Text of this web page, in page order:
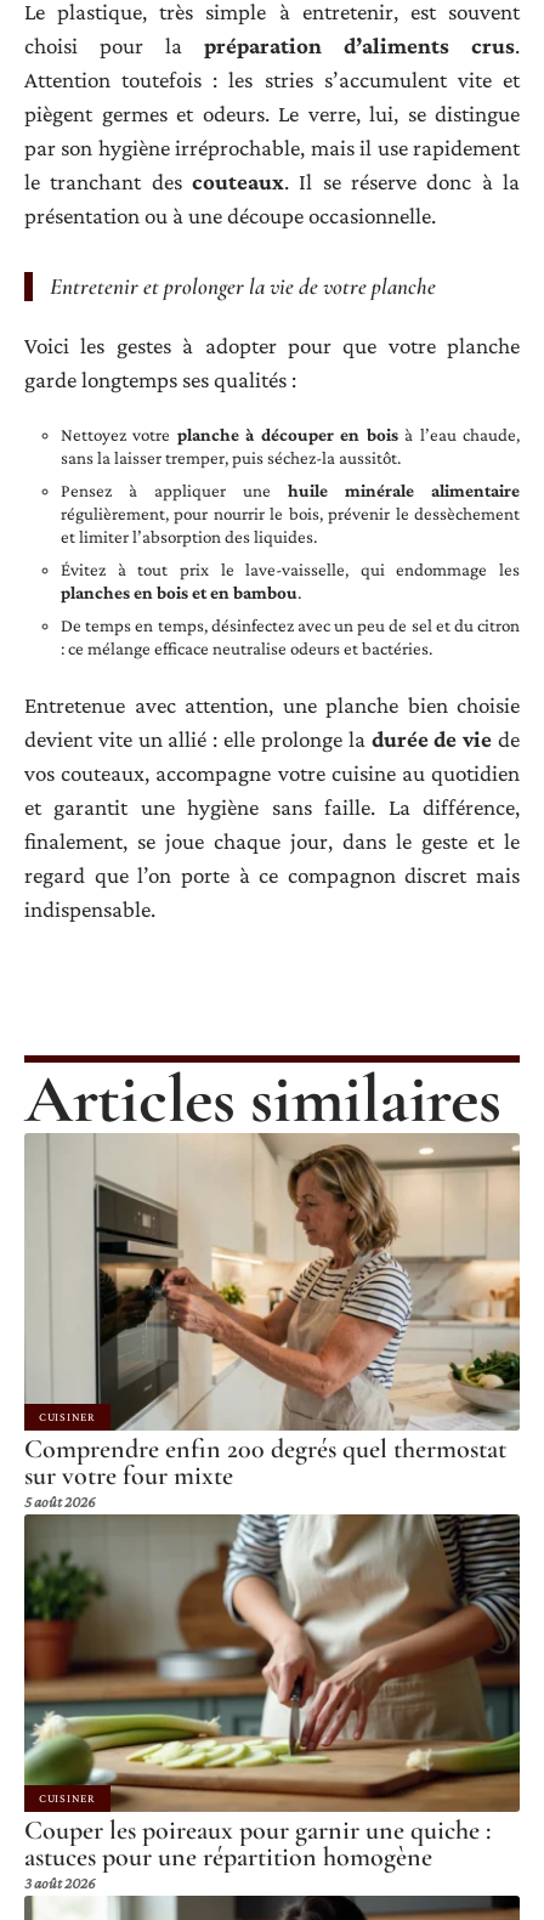
Le plastique, très simple à entretenir, est souvent
choisi pour la préparation d’aliments crus.
Attention toutefois : les stries s’accumulent vite et
piègent germes et odeurs. Le verre, lui, se distingue
par son hygiène irréprochable, mais il use rapidement
le tranchant des couteaux. Il se réserve donc à la
présentation ou à une découpe occasionnelle.
Entretenir et prolonger la vie de votre planche
Voici les gestes à adopter pour que votre planche
garde longtemps ses qualités :
Nettoyez votre planche à découper en boisà l’eau chaude,
sans la laisser tremper, puis séchez-la aussitôt.
Pensez à appliquer une huile minérale alimentaire
régulièrement, pour nourrir le bois, prévenir le dessèchement
et limiter l’absorption des liquides.
Évitez à tout prix le lave-vaisselle, qui endommage les
planches en bois et en bambou.
De temps en temps, désinfectez avec un peu de sel et du citron
: ce mélange efficace neutralise odeurs et bactéries.
Entretenue avec attention, une planche bien choisie
devient vite un allié : elle prolonge la durée de vie de
vos couteaux, accompagne votre cuisine au quotidien
et garantit une hygiène sans faille. La différence,
finalement, se joue chaque jour, dans le geste et le
regard que l’on porte à ce compagnon discret mais
indispensable.
Articles similaires
CUISINER
Comprendre enfin 200 degrés quel thermostat
sur votre four mixte
5 août 2026
CUISINER
Couper les poireaux pour garnir une quiche :
astuces pour une répartition homogène
3 août 2026